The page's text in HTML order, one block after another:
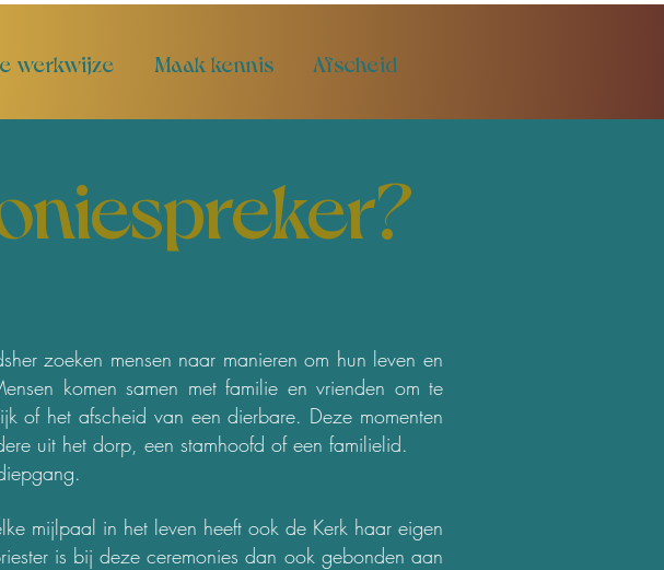
werkwijze Maak kennis Afscheid
zoeken mensen naar manieren om hun leven en
komen samen met familie en vrienden om te
of het afscheid van een dierbare. Deze momenten
uit het dorp, een stamhoofd of een familielid.
mijlpaal in het leven heeft ook de Kerk haar eigen
is bij deze ceremonies dan ook gebonden aan